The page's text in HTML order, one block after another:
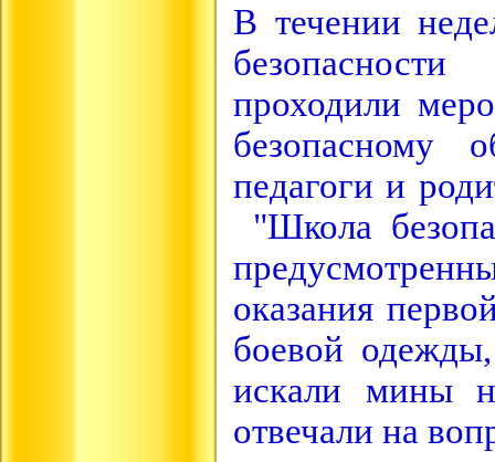
В течении
проходили
безопасному
педагоги и
"Школа
оказания
боевой одежды,
искали мины
отвечали на